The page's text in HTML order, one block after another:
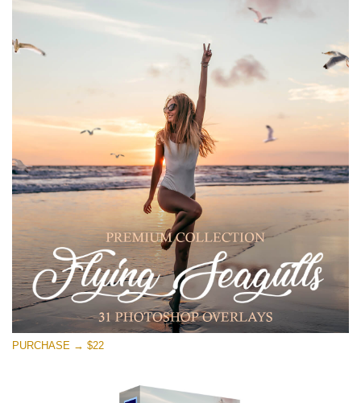
Light Sparkling
(740 Overlays)
(1783 Overlays)
Large 6000*4000px
Descarga gratis
PURCHASE → $22